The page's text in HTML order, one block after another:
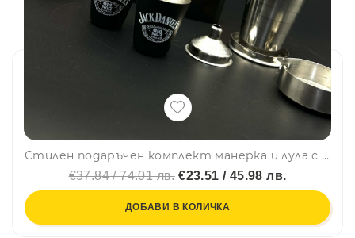
Стилен подаръчен комплект манерка и лула с 3 чашки и фуния Jack Daniels Old No.7 Brand в черно - FH 26
€37.84 / 74.01 лв.€23.51 / 45.98 лв.
ДОБАВИ В КОЛИЧКА